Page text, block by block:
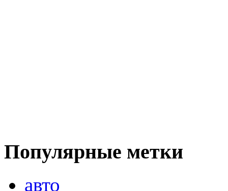
Популярные метки
авто